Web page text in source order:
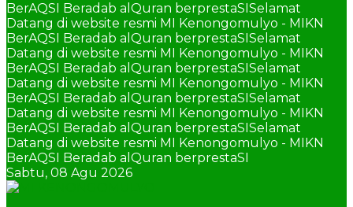
BerAQSI Beradab alQuran berprestaSISelamat
Datang di website resmi MI Kenongomulyo - MIKN
BerAQSI Beradab alQuran berprestaSISelamat
Datang di website resmi MI Kenongomulyo - MIKN
BerAQSI Beradab alQuran berprestaSISelamat
Datang di website resmi MI Kenongomulyo - MIKN
BerAQSI Beradab alQuran berprestaSISelamat
Datang di website resmi MI Kenongomulyo - MIKN
BerAQSI Beradab alQuran berprestaSISelamat
Datang di website resmi MI Kenongomulyo - MIKN
BerAQSI Beradab alQuran berprestaSI
Sabtu, 08 Agu 2026